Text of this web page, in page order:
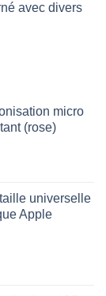
avec divers
micro
(rose)
universelle
Apple